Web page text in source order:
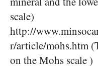
scale)
http://
r/article/mohs.htm
on the Mohs scale )